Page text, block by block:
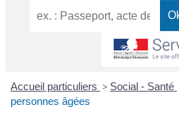
Accueil particuliers > Social - Santé
personnes âgées